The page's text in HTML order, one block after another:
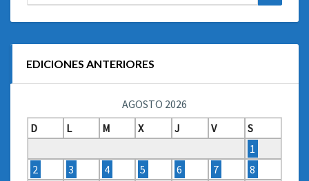
EDICIONES ANTERIORES
AGOSTO 2026
D
L M X J V
S
1
2
3 4 5 6 7
8